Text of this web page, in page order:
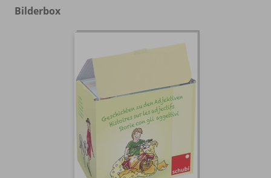
Bilderbox